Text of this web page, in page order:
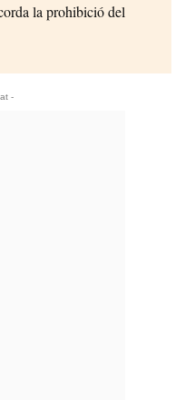
la prohibició del
-